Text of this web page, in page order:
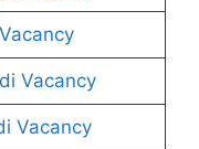
Vacancy
Vacancy